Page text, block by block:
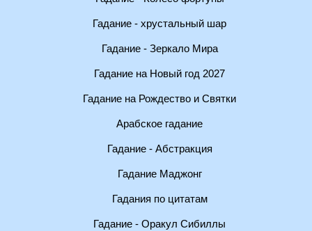
Гадание - хрустальный шар
Гадание - Зеркало Мира
Гадание на Новый год 2027
Гадание на Рождество и Святки
Арабское гадание
Гадание - Абстракция
Гадание Маджонг
Гадания по цитатам
Гадание - Оракул Сибиллы